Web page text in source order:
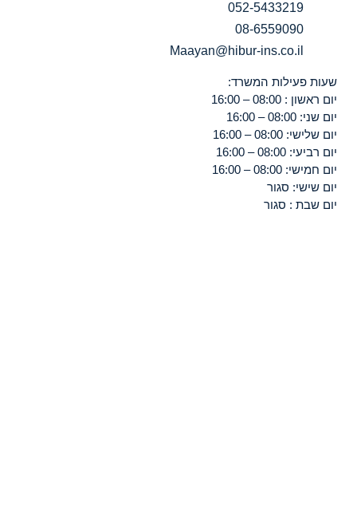
052-5433219
08-6559090
Maayan@hibur-ins.co.il
שעות פעילות המשרד:
יום ראשון : 08:00 – 16:00
יום שני: 08:00 – 16:00
יום שלישי: 08:00 – 16:00
יום רביעי: 08:00 – 16:00
יום חמישי: 08:00 – 16:00
יום שישי: סגור
יום שבת : סגור